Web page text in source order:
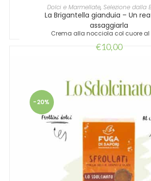
AGGIUNGI AL CARRELLO
Dolci e Marmellate, Selezione dalla
La Brigantella gianduia – Un
assaggiarla
Crema alla nocciola col cuore
€10,00
-20%